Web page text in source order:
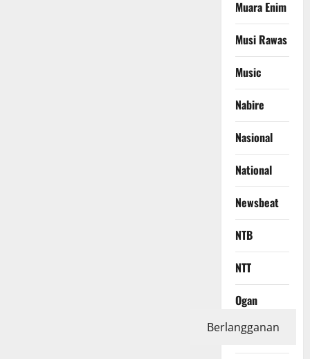
Muara Enim
Musi Rawas
Music
Nabire
Nasional
National
Newsbeat
NTB
NTT
Ogan
Ilir
Berlangganan